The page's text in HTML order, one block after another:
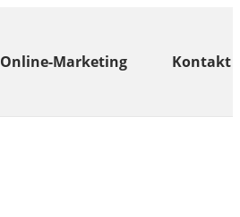
Online-Marketing Kontakt